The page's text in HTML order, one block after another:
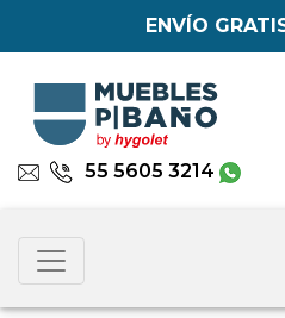
ENVÍO
55 5605 3214